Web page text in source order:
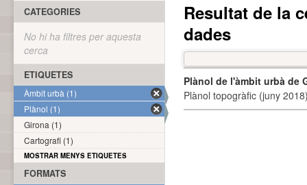
Resultat de la
dades
Plànol de l'àmbit urbà de
Plànol topogràfic (juny
CATEGORIES
No hi ha filtres per aquesta
cerca
ETIQUETES
Àmbit urbà (1)
Plànol (1)
Girona (1)
Cartografi (1)
MOSTRAR MENYS ETIQUETES
FORMATS